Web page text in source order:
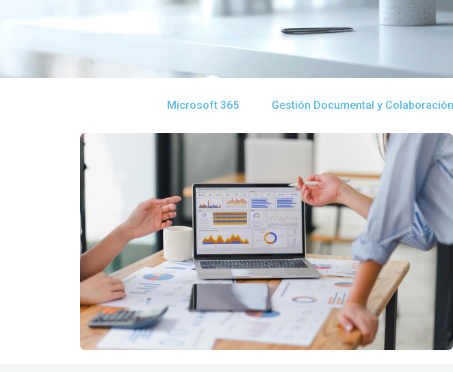
Microsoft 365 Gestión Documental y Colaboración